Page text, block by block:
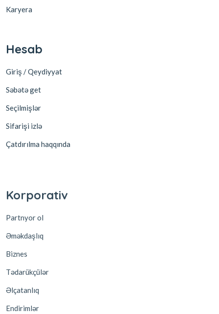
Karyera
Hesab
Giriş / Qeydiyyat
Səbətə get
Seçilmişlər
Sifarişi izlə
Çatdırılma haqqında
Əməkdaşlıq
Əlçatanlıq
Endirimlər